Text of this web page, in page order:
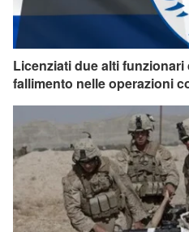
Licenziati due alti funzionari
fallimento nelle operazioni